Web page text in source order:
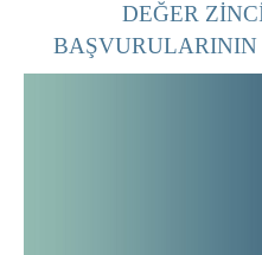
DEĞER
BAŞVURULARININ
Referanslarımız